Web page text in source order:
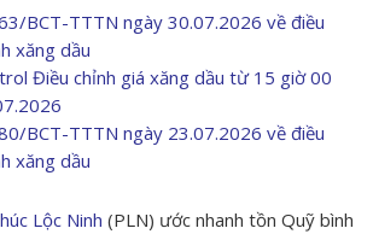
BCT-TTTN ngày 30.07.2026 về điều
xăng dầu
Điều chỉnh giá xăng dầu từ 15 giờ 00
BCT-TTTN ngày 23.07.2026 về điều
xăng dầu
Lộc Ninh (PLN) ước nhanh tồn Quỹ bình